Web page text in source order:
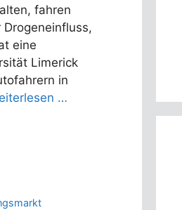
fahren
eine
Limerick
in
…